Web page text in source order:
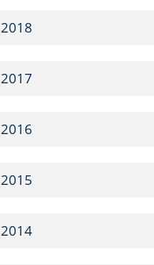
2018
2017
2016
2015
2014